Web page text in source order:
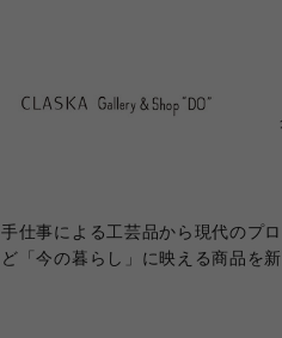
手仕事による工芸品から現代のプ
ど「今の暮らし」に映える商品を